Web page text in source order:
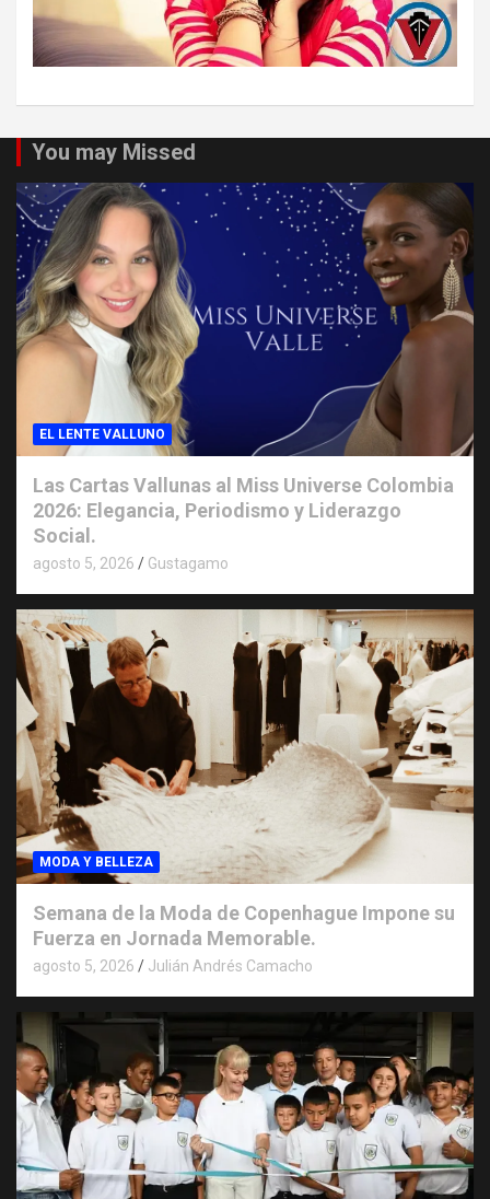
You may Missed
EL LENTE VALLUNO
Las Cartas Vallunas al Miss Universe Colombia
2026: Elegancia, Periodismo y Liderazgo
Social.
agosto 5, 2026 Gustagamo
MODA Y BELLEZA
Semana de la Moda de Copenhague Impone su
Fuerza en Jornada Memorable.
agosto 5, 2026 Julián Andrés Camacho